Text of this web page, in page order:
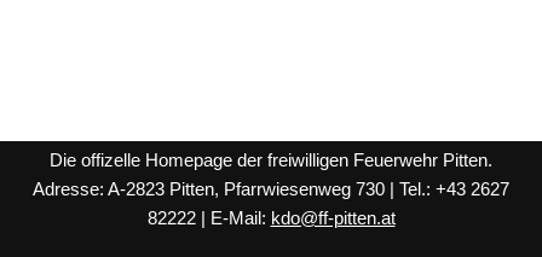
Die offizelle Homepage der freiwilligen Feuerwehr Pitten.
Adresse: A-2823 Pitten, Pfarrwiesenweg 730 | Tel.: +43 2627
82222 | E-Mail: kdo@ff-pitten.at